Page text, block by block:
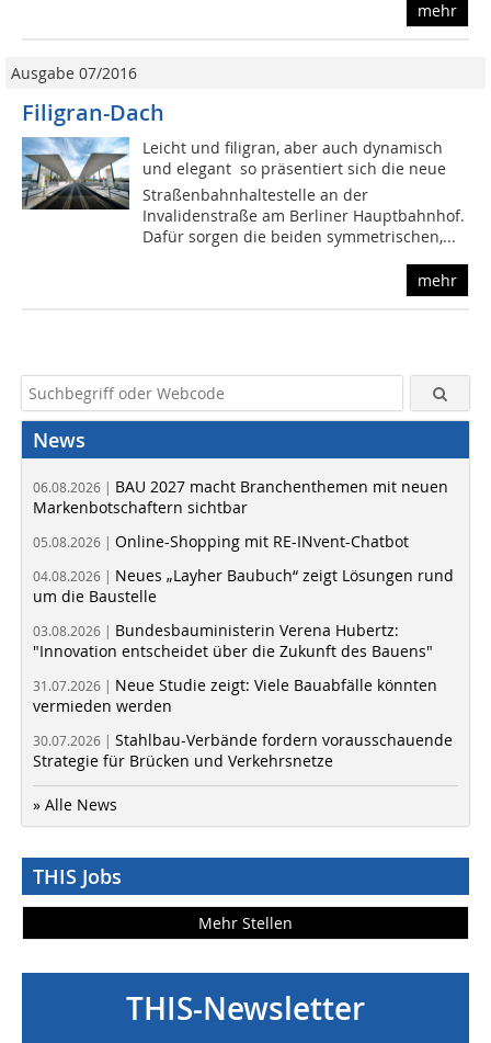
mehr
Ausgabe 07/2016
Filigran-Dach
Leicht und filigran, aber auch dynamisch
und elegant  so präsentiert sich die neue
Straßenbahnhaltestelle an der
Invalidenstraße am Berliner Hauptbahnhof.
Dafür sorgen die beiden symmetrischen,...
mehr
News
06.08.2026 | BAU 2027 macht Branchenthemen mit neuen
Markenbotschaftern sichtbar
05.08.2026 | Online-Shopping mit RE-INvent-Chatbot
04.08.2026 | Neues „Layher Baubuch“ zeigt Lösungen rund
um die Baustelle
03.08.2026 | Bundesbauministerin Verena Hubertz:
"Innovation entscheidet über die Zukunft des Bauens"
31.07.2026 | Neue Studie zeigt: Viele Bauabfälle könnten
vermieden werden
30.07.2026 | Stahlbau-Verbände fordern vorausschauende
Strategie für Brücken und Verkehrsnetze
» Alle News
THIS Jobs
Mehr Stellen
THIS-Newsletter